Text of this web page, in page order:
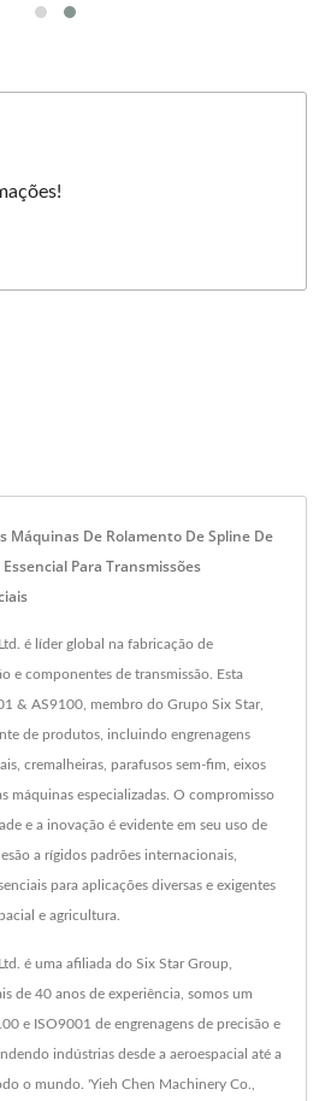
Máquinas De Rolamento De Spline De
Para Transmissões
é líder global na fabricação de
e componentes de transmissão. Esta
& AS9100, membro do Grupo Six Star,
de produtos, incluindo engrenagens
cremalheiras, parafusos sem-fim, eixos
máquinas especializadas. O compromisso
e a inovação é evidente em seu uso de
a rígidos padrões internacionais,
para aplicações diversas e exigentes
e agricultura.
é uma afiliada do Six Star Group,
de 40 anos de experiência, somos um
e ISO9001 de engrenagens de precisão e
indústrias desde a aeroespacial até a
o mundo. 'Yieh Chen Machinery Co.,